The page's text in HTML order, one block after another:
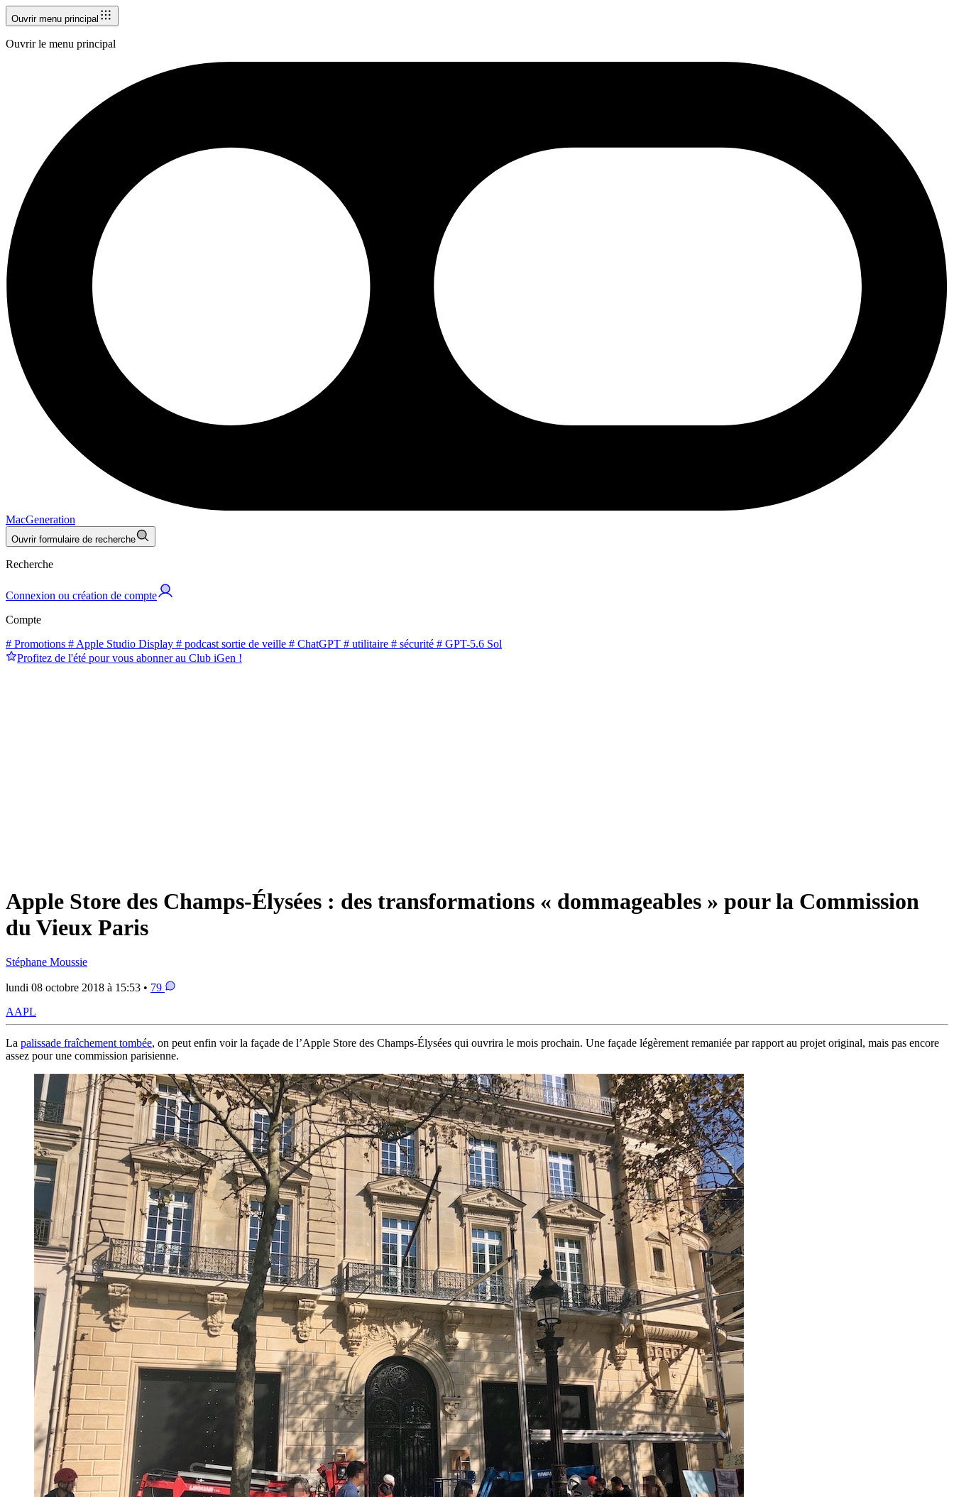
Ouvrir menu principal
Ouvrir le menu principal
MacGeneration
Ouvrir formulaire de recherche
Recherche
Connexion ou création de compte
Compte
# Promotions # Apple Studio Display # podcast sortie de veille # ChatGPT # utilitaire # sécurité # GPT-5.6 Sol
Profitez de l'été pour vous abonner au Club iGen !
Apple Store des Champs-Élysées : des transformations « dommageables » pour la Commission
du Vieux Paris
Stéphane Moussie
lundi 08 octobre 2018 à 15:53 • 79
AAPL
La palissade fraîchement tombée, on peut enfin voir la façade de l’Apple Store des Champs-Élysées qui ouvrira le mois prochain. Une façade légèrement remaniée par rapport au projet original, mais pas encore
assez pour une commission parisienne.